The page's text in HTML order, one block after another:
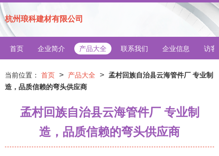
杭州琅科建材有限公司
首页 企业简介 产品大全 联系我们 企业信息 访客
当前位置： 首页 > 产品大全 > 孟村回族自治县云海管件厂 专业制
造，品质信赖的弯头供应商
孟村回族自治县云海管件厂 专业制
造，品质信赖的弯头供应商